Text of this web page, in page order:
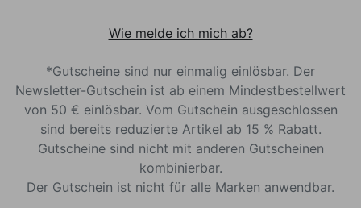
Wie melde ich mich ab?
*Gutscheine sind nur einmalig einlösbar. Der
Newsletter-Gutschein ist ab einem Mindestbestellwert
von 50 € einlösbar. Vom Gutschein ausgeschlossen
sind bereits reduzierte Artikel ab 15 % Rabatt.
Gutscheine sind nicht mit anderen Gutscheinen
kombinierbar.
Der Gutschein ist nicht für alle Marken anwendbar.